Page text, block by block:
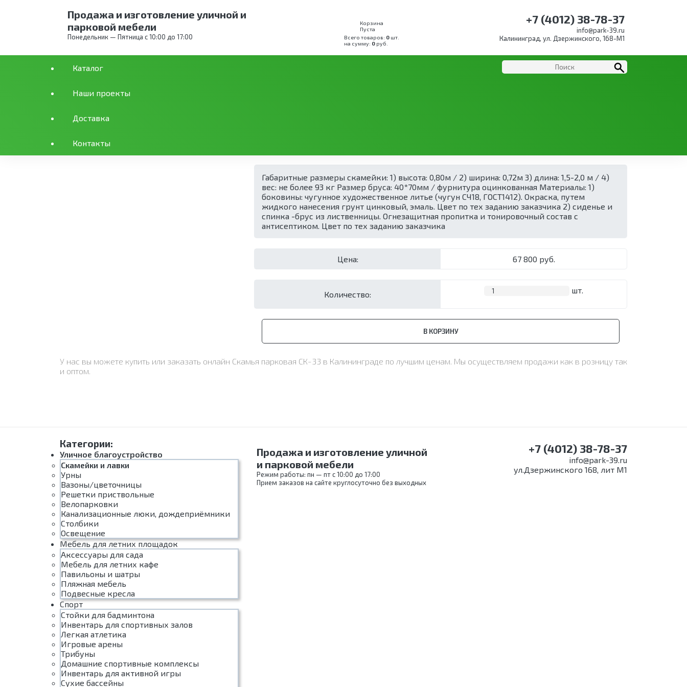
Продажа и изготовление уличной и
парковой мебели
Понедельник — Пятница с 10:00 до 17:00
Корзина
Пуста
Всего товаров: 0шт.
на сумму: 0руб.
+7 (4012) 38-78-37
info@park-39.ru
Калининград, ул. Дзержинского, 168-М1
Каталог
Наши проекты
Доставка
Контакты
Каталог
Габаритные размеры скамейки: 1) высота: 0,80м / 2) ширина: 0,72м 3) длина: 1,5-2,0 м / 4)
вес: не более 93 кг Размер бруса: 40*70мм / фурнитура оцинкованная Материалы: 1)
боковины: чугунное художественное литье (чугун СЧ18, ГОСТ1412). Окраска, путем
жидкого нанесения грунт цинковый, эмаль. Цвет по тех заданию заказчика 2) сиденье и
спинка -брус из лиственницы. Огнезащитная пропитка и тонировочный состав с
антисептиком. Цвет по тех заданию заказчика
Цена: 67 800 руб.
Количество: шт.
В КОРЗИНУ
У нас вы можете купить или заказать онлайн Скамья парковая СК-33 в Калининграде по лучшим ценам. Мы осуществляем продажи как в розницу так
и оптом.
Категории:
Уличное благоустройство
Скамейки и лавки
Урны
Вазоны/цветочницы
Решетки приствольные
Велопарковки
Канализационные люки, дождеприёмники
Столбики
Освещение
Мебель для летних площадок
Аксессуары для сада
Мебель для летних кафе
Павильоны и шатры
Пляжная мебель
Подвесные кресла
Спорт
Стойки для бадминтона
Инвентарь для спортивных залов
Легкая атлетика
Игровые арены
Трибуны
Домашние спортивные комплексы
Инвентарь для активной игры
Сухие бассейны
Продажа и изготовление уличной
и парковой мебели
Режим работы: пн — пт с 10:00 до 17:00
Прием заказов на сайте круглосуточно без выходных
+7 (4012) 38-78-37
info@park-39.ru
ул.Дзержинского 168, лит М1